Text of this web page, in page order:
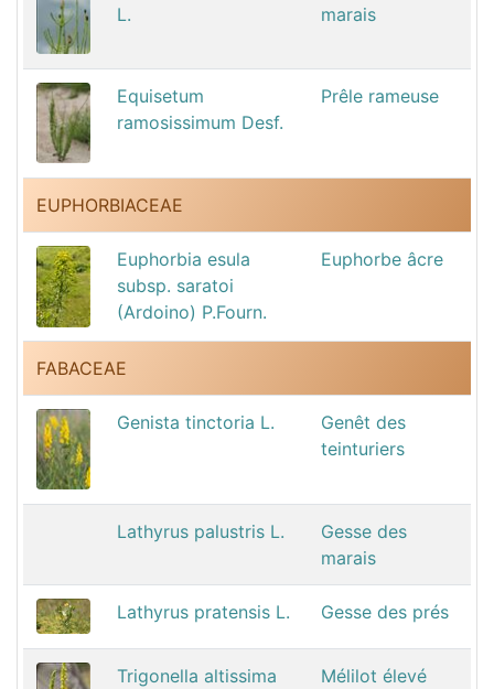
L.
marais
Equisetum
ramosissimum Desf.
Prêle rameuse
EUPHORBIACEAE
Euphorbia esula
subsp. saratoi
(Ardoino) P.Fourn.
Euphorbe âcre
FABACEAE
Genista tinctoria L.
Genêt des
teinturiers
Lathyrus palustris L.
Gesse des
marais
Lathyrus pratensis L. Gesse des prés
Trigonella altissima
Mélilot élevé